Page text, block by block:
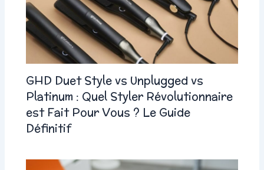
GHD Duet Style vs Unplugged vs
Platinum : Quel Styler Révolutionnaire
est Fait Pour Vous ? Le Guide
Définitif